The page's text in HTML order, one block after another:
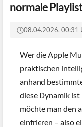
normale
08.04.2026, 00:31
Wer die Apple
praktischen
anhand
diese Dynamik
möchte man den
einfrieren – also